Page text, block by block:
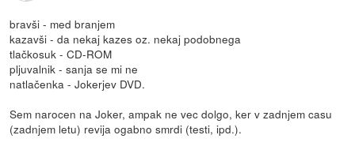
bravši - med branjem
kazavši - da nekaj kazes oz. nekaj podobnega
tlačkosuk - CD-ROM
pljuvalnik - sanja se mi ne
natlačenka - Jokerjev DVD.
Sem narocen na Joker, ampak ne vec dolgo, ker v zadnjem casu
(zadnjem letu) revija ogabno smrdi (testi, ipd.).